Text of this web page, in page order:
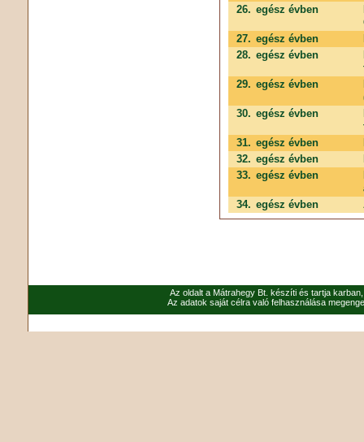
26. egész évben
27. egész évben
28. egész évben
29. egész évben
30. egész évben
31. egész évben
32. egész évben
33. egész évben
34. egész évben
Az oldalt a Mátrahegy Bt. készíti és tartja
Az adatok saját célra való felhasználása